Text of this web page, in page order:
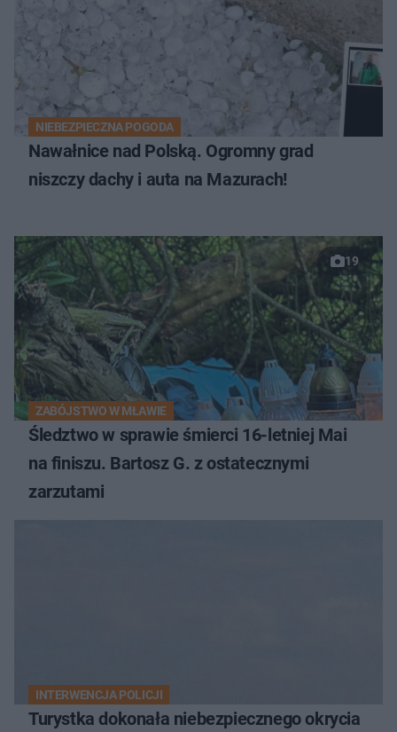
NIEBEZPIECZNA POGODA
Nawałnice nad Polską. Ogromny grad
niszczy dachy i auta na Mazurach!
19
ZABÓJSTWO W MŁAWIE
Śledztwo w sprawie śmierci 16-letniej Mai
na finiszu. Bartosz G. z ostatecznymi
zarzutami
INTERWENCJA POLICJI
Turystka dokonała niebezpiecznego okrycia